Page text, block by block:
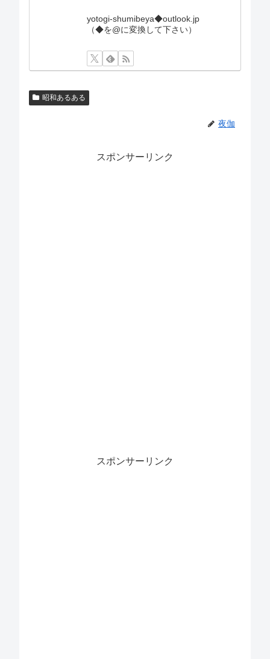
yotogi-shumibeya◆outlook.jp
（◆を@に変換して下さい）
昭和あるある
夜伽
スポンサーリンク
スポンサーリンク